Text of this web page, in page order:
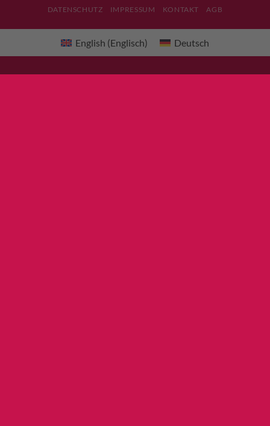
DATENSCHUTZ IMPRESSUM KONTAKT AGB
English (Englisch) Deutsch